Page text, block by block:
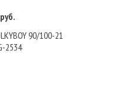
90/100-21
2534